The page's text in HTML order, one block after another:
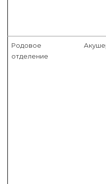
Родовое
отделение